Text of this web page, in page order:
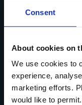
Consent
About cookies on
We use cookies to
experience,
marketing efforts.
would like to
TU NOMBRE*
PAÍS*